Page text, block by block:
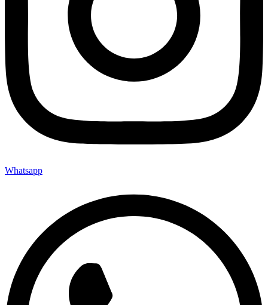
Whatsapp